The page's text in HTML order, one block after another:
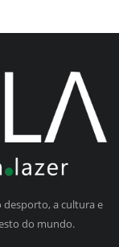
a cultura e
do mundo.